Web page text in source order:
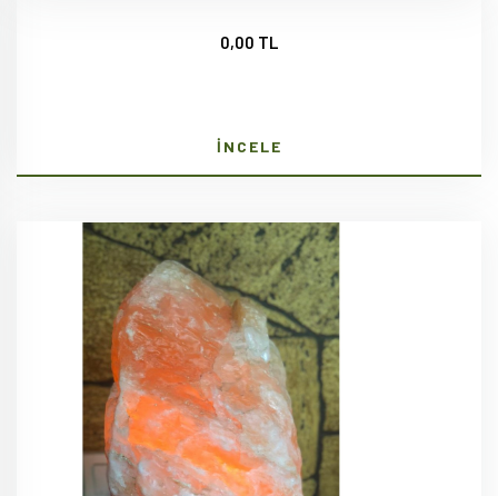
0,00 TL
İNCELE